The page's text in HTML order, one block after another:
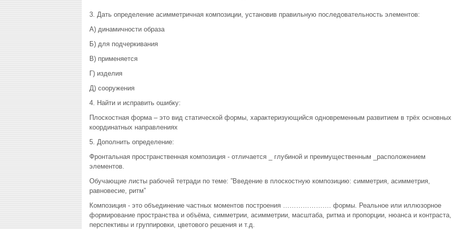
3. Дать определение асимметричная композиции, установив правильную последовательность элементов:
А) динамичности образа
Б) для подчеркивания
В) применяется
Г) изделия
Д) сооружения
4. Найти и исправить ошибку:
Плоскостная форма – это вид статической формы, характеризующийся одновременным развитием в трёх основных
координатных направлениях
5. Дополнить определение:
Фронтальная пространственная композиция - отличается _ глубиной и преимущественным _расположением
элементов.
Обучающие листы рабочей тетради по теме: ”Введение в плоскостную композицию: симметрия, асимметрия,
равновесие, ритм”
Композиция - это объединение частных моментов построения …………………. формы. Реальное или иллюзорное
формирование пространства и объёма, симметрии, асимметрии, масштаба, ритма и пропорции, нюанса и контраста,
перспективы и группировки, цветового решения и т.д.